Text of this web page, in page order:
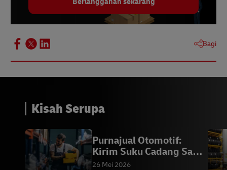
Bagi
Kisah Serupa
Purnajual Otomotif:
Kirim Suku Cadang Same
Day | DHL
26 Mei 2026